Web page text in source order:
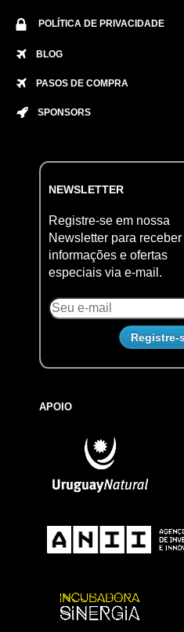
POLÍTICA DE PRIVACIDADE
BLOG
PASOS DE COMPRA
SPONSORS
NEWSLETTER
Registre-se em nossa
Newsletter para receber
informações e ofertas
especiais via e-mail.
APOIO